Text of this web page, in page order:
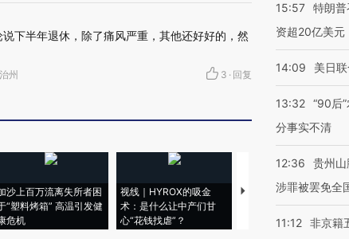
下半年退休，除了痛风严重，其他还好好的，然
州 3 · 回复
沙上百万流离失所者困
“塑料烤箱” 高温引发健
危机
视线｜HYROX的吸金
术：是什么让中产们甘
心“花钱找虐”？
马航飞行员跨国走私7万
粒摇头丸 尿检体内含3种
15:57 特朗
资超20亿美元
14:09 美日
13:32 “90后
分事实不清
12:36
贵州
涉罪被罢免全
11:12 非京籍